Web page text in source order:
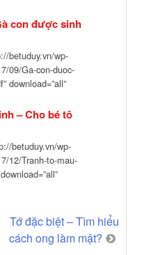
con được sinh
betuduy.vn/wp-
09/Ga-con-duoc-
download=”all”
– Cho bé tô
betuduy.vn/wp-
12/Tranh-to-mau-
Tớ đặc biệt – Tìm hiểu
cách ong làm mật?